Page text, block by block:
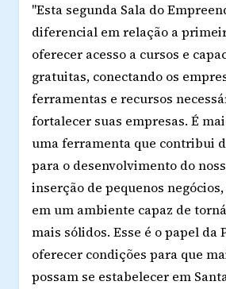
"Esta segunda Sala do
diferencial em relação a
oferecer acesso a cursos e
gratuitas, conectando os
ferramentas e recursos
fortalecer suas empresas. É
uma ferramenta que contribui
para o desenvolvimento do
inserção de pequenos
em um ambiente capaz de
mais sólidos. Esse é o papel da
oferecer condições para que
possam se estabelecer em